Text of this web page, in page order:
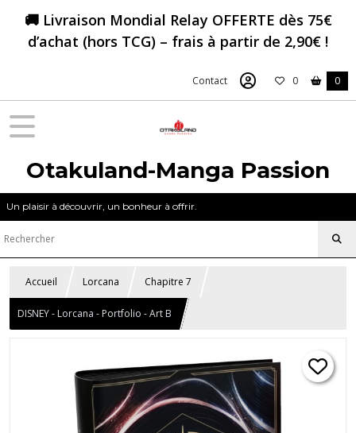
🚚 Livraison Mondial Relay OFFERTE dès 75€
d’achat (hors TCG) – frais à partir de 2,90€ !
Contact 0 0
Otakuland-Manga Passion
Un plaisir à découvrir, un bonheur à offrir.
Accueil Lorcana Chapitre 7
DISNEY - Lorcana - Portfolio - Art B